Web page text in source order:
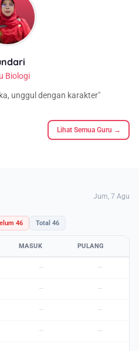
Biologi
unggul dengan karakter
Lihat Semua Guru →
Jum, 7 Agu
46 Total 46
MASUK PULANG
— —
— —
— —
— —